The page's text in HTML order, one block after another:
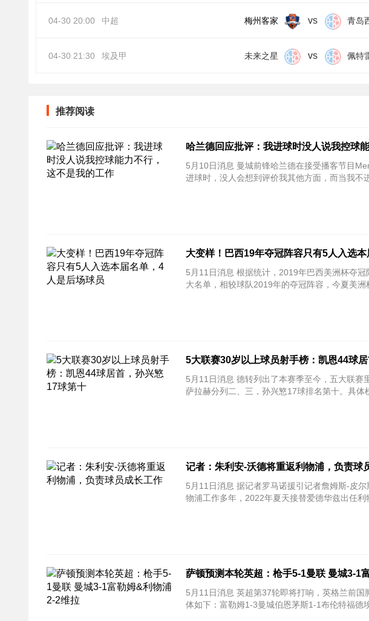
04-30 20:00 中超 梅州客家 vs 青岛
04-30 21:30 埃及甲 未来之星 vs 佩特
推荐阅读
哈兰德回应批评：我进球时没人说我控球
5月10日消息 曼城前锋哈兰德在接受播客节目
进球时，没人会想到评价我其他方面，而当我不
大变样！巴西19年夺冠阵容只有5人入选
5月11日消息 根据统计，2019年巴西美洲杯夺
大名单，相较球队2019年的夺冠阵容，今夏美洲
5大联赛30岁以上球员射手榜：凯恩44球
5月11日消息 德转列出了本赛季至今，五大联赛
萨拉赫分列二、三，孙兴慜17球排名第十。具体
记者：朱利安-沃德将重返利物浦，负责球
5月11日消息 据记者罗马诺援引记者詹姆斯-皮
物浦工作多年，2022年夏天接替爱德华兹出任利
萨顿预测本轮英超：枪手5-1曼联 曼城3-1
5月11日消息 英超第37轮即将打响，英格兰前
体如下：富勒姆1-3曼城伯恩茅斯1-1布伦特福德